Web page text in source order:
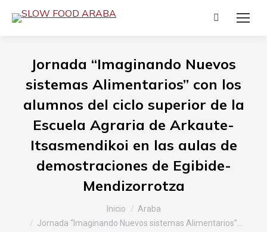
Buscar:
Jornada “Imaginando Nuevos
sistemas Alimentarios” con los
alumnos del ciclo superior de la
Escuela Agraria de Arkaute-
Itsasmendikoi en las aulas de
demostraciones de Egibide-
Mendizorrotza
Inicio
Araba
Jornada “Imaginando Nuevos sistemas Alimentarios”…